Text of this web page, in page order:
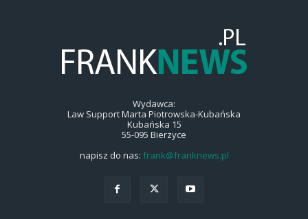
Wydawca:
Law Support Marta Piotrowska-Kubańska
Kubańska 15
55-095 Bierzyce
napisz do nas: frank@franknews.pl